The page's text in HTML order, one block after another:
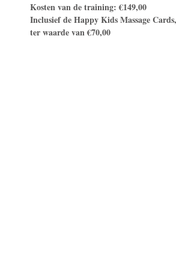
Kosten van de training: €149,00
Inclusief de Happy Kids Massage
ter waarde van €70,00